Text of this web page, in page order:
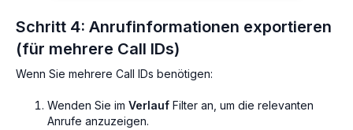
Schritt 4: Anrufinformationen exportieren
(für mehrere Call IDs)
Wenn Sie mehrere Call IDs benötigen:
Wenden Sie im Verlauf Filter an, um die relevanten
Anrufe anzuzeigen.